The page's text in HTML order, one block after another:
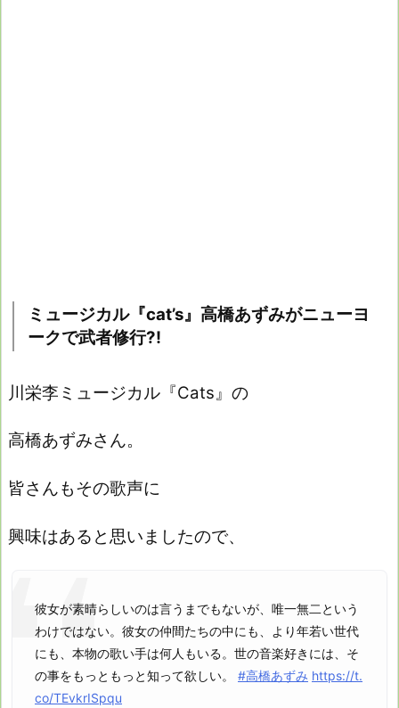
ミュージカル『cat’s』高橋あずみがニューヨ
ークで武者修行?!
川栄李ミュージカル『Cats』の
高橋あずみさん。
皆さんもその歌声に
興味はあると思いましたので、
彼女が素晴らしいのは言うまでもないが、唯一無二という
わけではない。彼女の仲間たちの中にも、より年若い世代
にも、本物の歌い手は何人もいる。世の音楽好きには、そ
の事をもっともっと知って欲しい。 #高橋あずみ https://t.
co/TEvkrISpqu